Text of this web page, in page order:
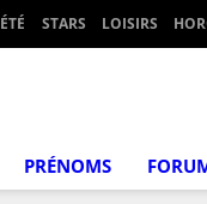
STARS LOISIRS
PRÉNOMS